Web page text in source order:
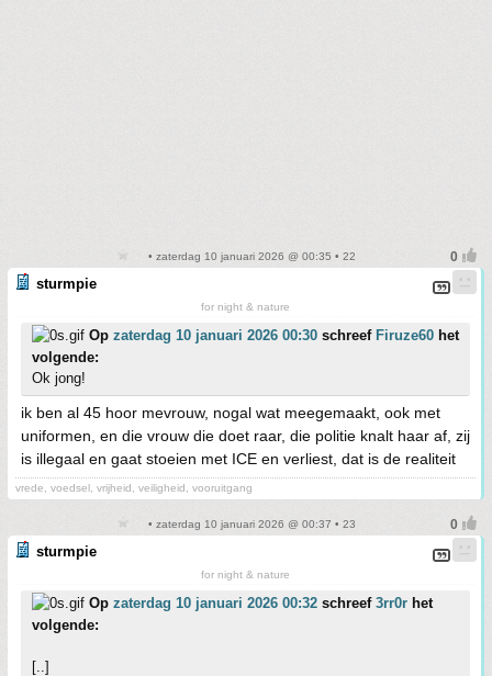
• zaterdag 10 januari 2026 @ 00:35 • 22
sturmpie
for night & nature
Op zaterdag 10 januari 2026 00:30 schreef Firuze60 het
volgende:
Ok jong!
ik ben al 45 hoor mevrouw, nogal wat meegemaakt, ook met
uniformen, en die vrouw die doet raar, die politie knalt haar af, zij
is illegaal en gaat stoeien met ICE en verliest, dat is de realiteit
vrede, voedsel, vrijheid, veiligheid, vooruitgang
• zaterdag 10 januari 2026 @ 00:37 • 23
sturmpie
for night & nature
Op zaterdag 10 januari 2026 00:32 schreef 3rr0r het
volgende:
[..]